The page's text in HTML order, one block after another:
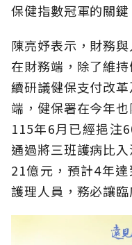
保健指數冠軍的關鍵
陳亮妤表示，財務
在財務端，除了維
續研議健保支付改
端，健保署在今年
115年6月已經挹注
通過將三班護病比
21億元，預計4年
護理人員，務必讓